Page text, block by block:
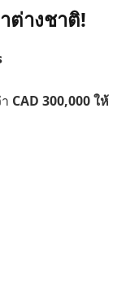
ต่างชาติ!
CAD 300,000 ให้